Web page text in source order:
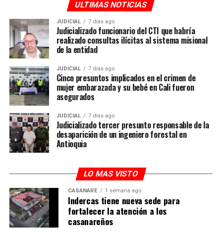
ULTIMAS NOTICIAS
JUDICIAL 7 días ago
Judicializado funcionario del CTI que habría
realizado consultas ilícitas al sistema misional
de la entidad
JUDICIAL 7 días ago
Cinco presuntos implicados en el crimen de
mujer embarazada y su bebé en Cali fueron
asegurados
JUDICIAL 7 días ago
Judicializado tercer presunto responsable de la
desaparición de un ingeniero forestal en
Antioquia
LO MAS VISTO
CASANARE 1 semana ago
Indercas tiene nueva sede para
fortalecer la atención a los
casanareños